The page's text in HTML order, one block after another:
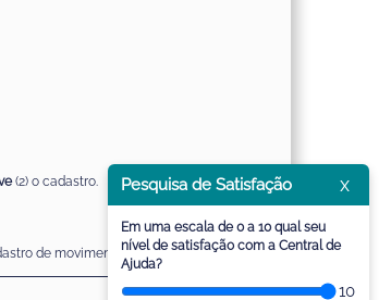
(2) o cadastro.
de movimentação na carreira.
Pesquisa de Satisfação x
Em uma escala de 0 a 10 qual seu
nível de satisfação com a Central de
Ajuda?
10